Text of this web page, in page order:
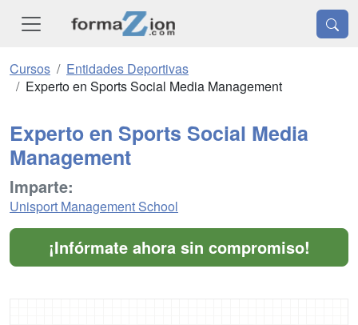
Cursos
Entidades Deportivas
Experto en Sports Social Media Management
Experto en Sports Social Media
Management
Imparte:
Unisport Management School
¡Infórmate ahora sin compromiso!